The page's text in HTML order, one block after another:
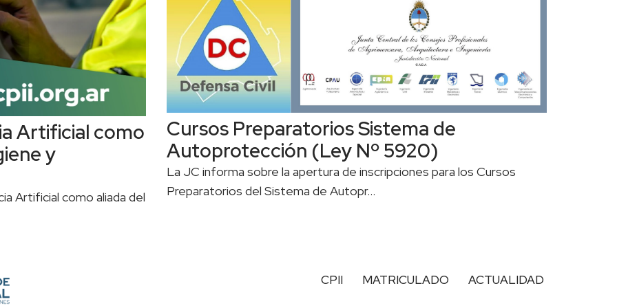
Artificial como
y
Artificial como aliada del
Cursos Preparatorios Sistema de
Autoprotección (Ley Nº 5920)
La JC informa sobre la apertura de inscripciones para los Cursos
Preparatorios del Sistema de Autopr…
CPII MATRICULADO ACTUALIDAD